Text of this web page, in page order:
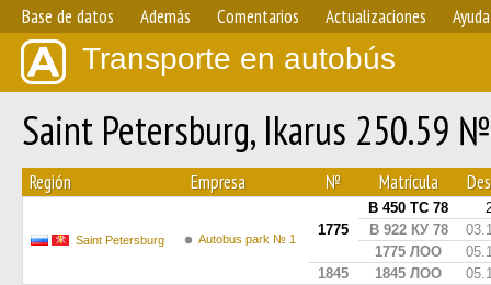
Base de datos Además Comentarios Actualizaciones Ayuda
Transporte en autobús
Saint Petersburg, Ikarus 250.59
Región Empresa № Matrícula
Saint Petersburg Autobus park № 1
1775
В 450 ТС 78
В 922 КУ 78
1775 ЛОО
1845
1845 ЛОО